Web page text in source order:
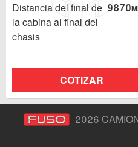
Distancia del final de
la cabina al final del
chasis
9870
COTIZAR
2026